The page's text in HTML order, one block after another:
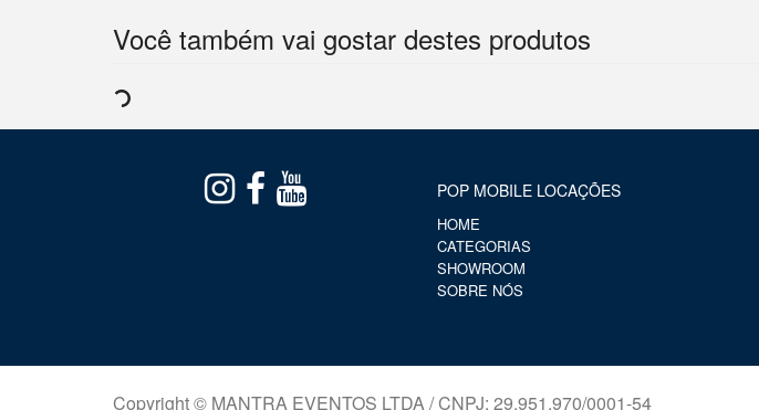
Você também vai gostar destes produtos
POP MOBILE LOCAÇÕES
HOME
CATEGORIAS
SHOWROOM
SOBRE NÓS
Copyright © MANTRA EVENTOS LTDA / CNPJ: 29.951.970/0001-54